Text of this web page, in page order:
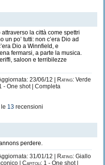
la città come spettri
po’ tutti: non c’era Dio ad
Dio a Winnfield, e
fermarsi, a parte la musica.
saloon e terribilezze
23/06/12 | Rating: Verde
- One shot | Completa
13 recensioni
perdere.
31/01/12 | Rating: Giallo
| Capitoli: 1 - One shot |